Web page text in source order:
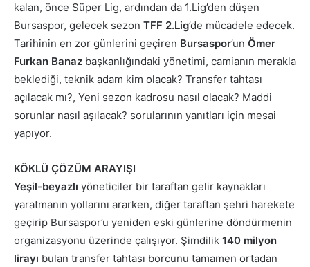
kalan, önce Süper Lig, ardından da 1.Lig’den düşen
Bursaspor, gelecek sezon TFF 2.Lig’de mücadele edecek.
Tarihinin en zor günlerini geçiren Bursaspor’un Ömer
Furkan Banaz başkanlığındaki yönetimi, camianın merakla
beklediği, teknik adam kim olacak? Transfer tahtası
açılacak mı?, Yeni sezon kadrosu nasıl olacak? Maddi
sorunlar nasıl aşılacak? sorularının yanıtları için mesai
yapıyor.
KÖKLÜ ÇÖZÜM ARAYIŞI
Yeşil-beyazlı yöneticiler bir taraftan gelir kaynakları
yaratmanın yollarını ararken, diğer taraftan şehri harekete
geçirip Bursaspor’u yeniden eski günlerine döndürmenin
organizasyonu üzerinde çalışıyor. Şimdilik 140 milyon
lirayı bulan transfer tahtası borcunu tamamen ortadan